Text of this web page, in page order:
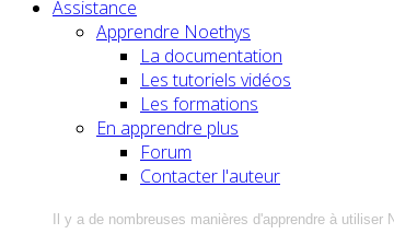
Assistance
Apprendre Noethys
La documentation
Les tutoriels vidéos
Les formations
En apprendre plus
Forum
Contacter l'auteur
Il y a de nombreuses manières d'apprendre à